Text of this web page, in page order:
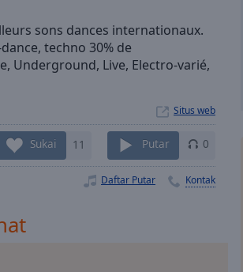
sons dances internationaux.
techno 30% de
Underground, Live, Electro-varié,
Situs web
Sukai 11 Putar 0
Daftar Putar Kontak